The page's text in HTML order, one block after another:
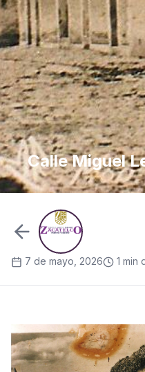
Calle Miguel
7 de mayo, 2026 1 min